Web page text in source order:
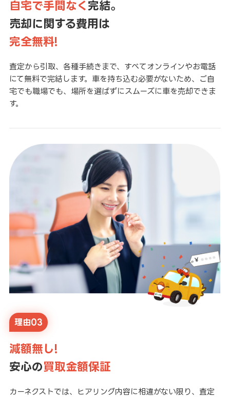
自宅で手間なく 完結。
売却に関する費用は
完全無料!
査定から引取、各種手続きまで、すべてオンラインやお電話
にて無料で完結します。車を持ち込む必要がないため、ご自
宅でも職場でも、場所を選ばずにスムーズに車を売却できま
す。
理由03
減額無し!
安心の買取金額保証
カーネクストでは、ヒアリング内容に相違がない限り、査定